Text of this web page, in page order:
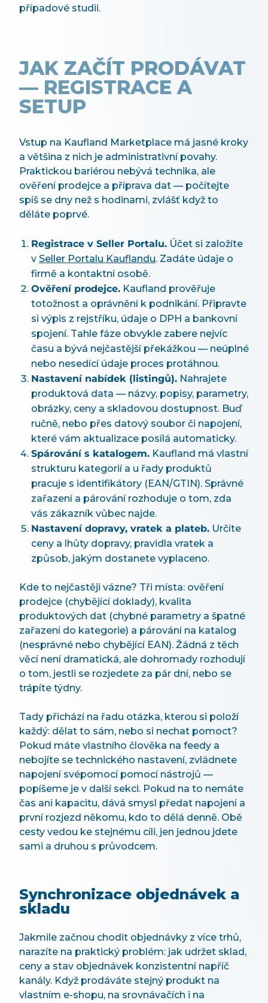
případové studii.
JAK ZAČÍT PRODÁVAT
— REGISTRACE A
SETUP
Vstup na Kaufland Marketplace má jasné kroky
a většina z nich je administrativní povahy.
Praktickou bariérou nebývá technika, ale
ověření prodejce a příprava dat — počítejte
spíš se dny než s hodinami, zvlášť když to
děláte poprvé.
Registrace v Seller Portalu. Účet si založíte
v Seller Portalu Kauflandu. Zadáte údaje o
firmě a kontaktní osobě.
Ověření prodejce. Kaufland prověřuje
totožnost a oprávnění k podnikání. Připravte
si výpis z rejstříku, údaje o DPH a bankovní
spojení. Tahle fáze obvykle zabere nejvíc
času a bývá nejčastější překážkou — neúplné
nebo nesedící údaje proces protáhnou.
Nastavení nabídek (listingů). Nahrajete
produktová data — názvy, popisy, parametry,
obrázky, ceny a skladovou dostupnost. Buď
ručně, nebo přes datový soubor či napojení,
které vám aktualizace posílá automaticky.
Spárování s katalogem. Kaufland má vlastní
strukturu kategorií a u řady produktů
pracuje s identifikátory (EAN/GTIN). Správné
zařazení a párování rozhoduje o tom, zda
vás zákazník vůbec najde.
Nastavení dopravy, vratek a plateb. Určíte
ceny a lhůty dopravy, pravidla vratek a
způsob, jakým dostanete vyplaceno.
Kde to nejčastěji vázne? Tři místa: ověření
prodejce (chybějící doklady), kvalita
produktových dat (chybné parametry a špatné
zařazení do kategorie) a párování na katalog
(nesprávné nebo chybějící EAN). Žádná z těch
věcí není dramatická, ale dohromady rozhodují
o tom, jestli se rozjedete za pár dní, nebo se
trápíte týdny.
Tady přichází na řadu otázka, kterou si položí
každý: dělat to sám, nebo si nechat pomoct?
Pokud máte vlastního člověka na feedy a
nebojíte se technického nastavení, zvládnete
napojení svépomocí pomocí nástrojů —
popíšeme je v další sekci. Pokud na to nemáte
čas ani kapacitu, dává smysl předat napojení a
první rozjezd někomu, kdo to dělá denně. Obě
cesty vedou ke stejnému cíli, jen jednou jdete
sami a druhou s průvodcem.
Synchronizace objednávek a
skladu
Jakmile začnou chodit objednávky z více trhů,
narazíte na praktický problém: jak udržet sklad,
ceny a stav objednávek konzistentní napříč
kanály. Když prodáváte stejný produkt na
vlastním e-shopu, na srovnávačích i na